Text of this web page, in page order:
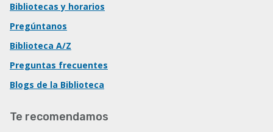
Bibliotecas y horarios
Pregúntanos
Biblioteca A/Z
Preguntas frecuentes
Blogs de la Biblioteca
Te recomendamos